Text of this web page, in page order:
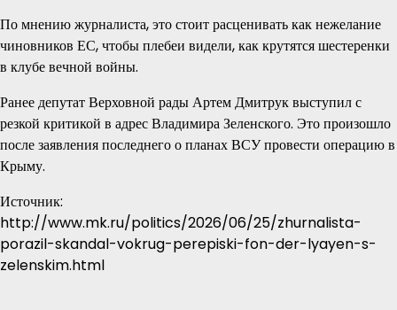
По мнению журналиста, это стоит расценивать как нежелание
чиновников ЕС, чтобы плебеи видели, как крутятся шестеренки
в клубе вечной войны.
Ранее депутат Верховной рады Артем Дмитрук выступил с
резкой критикой в адрес Владимира Зеленского. Это произошло
после заявления последнего о планах ВСУ провести операцию в
Крыму.
Источник:
http://www.mk.ru/politics/2026/06/25/zhurnalista-
porazil-skandal-vokrug-perepiski-fon-der-lyayen-s-
zelenskim.html